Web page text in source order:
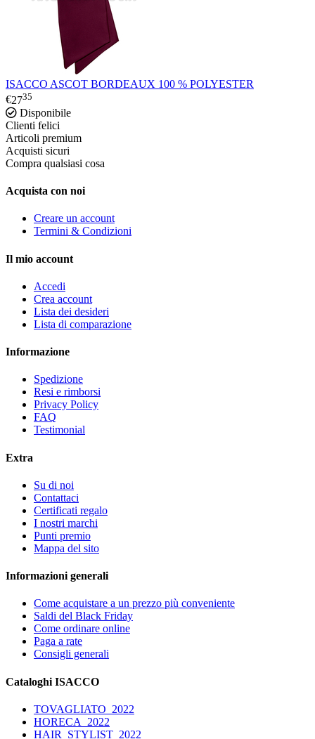
ISACCO ASCOT BORDEAUX 100 % POLYESTER
€2735
Disponibile
Clienti felici
Articoli premium
Acquisti sicuri
Compra qualsiasi cosa
Acquista con noi
Creare un account
Termini & Condizioni
Il mio account
Accedi
Crea account
Lista dei desideri
Lista di comparazione
Informazione
Spedizione
Resi e rimborsi
Privacy Policy
FAQ
Testimonial
Extra
Su di noi
Contattaci
Certificati regalo
I nostri marchi
Punti premio
Mappa del sito
Informazioni generali
Come acquistare a un prezzo più conveniente
Saldi del Black Friday
Come ordinare online
Paga a rate
Consigli generali
Cataloghi ISACCO
TOVAGLIATO_2022
HORECA_2022
HAIR_STYLIST_2022